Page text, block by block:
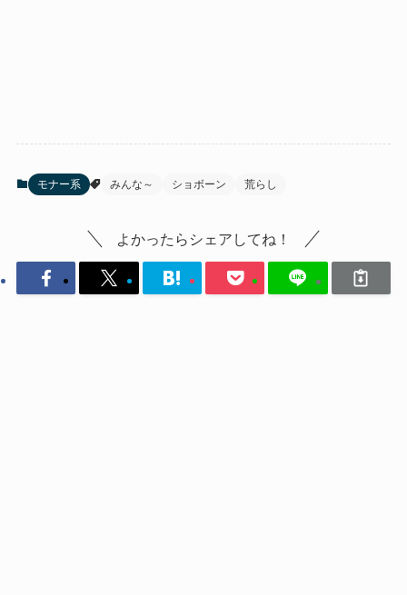
モナー系 みんな～ ショボーン 荒らし
よかったらシェアしてね！